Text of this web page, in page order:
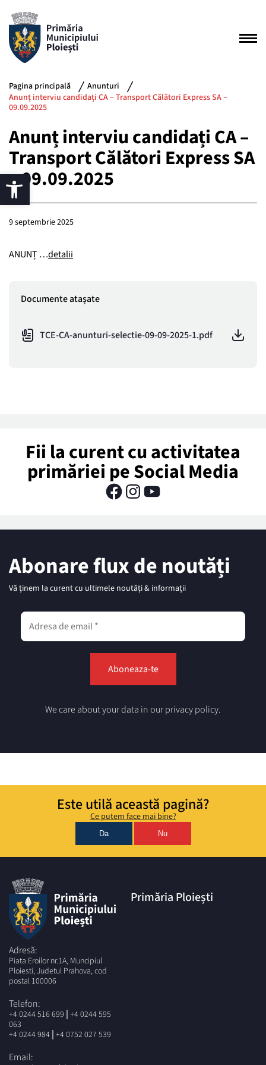
Pagina principală
Anunturi
Anunț interviu candidați CA – Transport Călători Express SA –
09.09.2025
Anunț interviu candidați CA –
Transport Călători Express SA
– 09.09.2025
9 septembrie 2025
ANUNȚ …detalii
Documente atașate
TCE-CA-anunturi-selectie-09-09-2025-1.pdf
Fii la curent cu activitatea
primăriei pe Social Media
Abonare flux de noutăți
Vă ținem la curent cu ultimele noutăți & informații
We care about your data in our privacy policy.
Este utilă această pagină?
Ce putem face mai bine?
Da Nu
Adresă:
Piata Eroilor nr.1A, Muncipiul
Ploiesti, Judetul Prahova, cod
postal 100006
Telefon:
+4 0244 516 699 | +4 0244 595
063
+4 0244 984 | +4 0752 027 539
Email:
Primăria Ploiești